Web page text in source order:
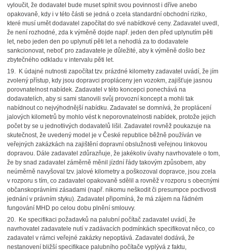
vyloučit, že dodavatel bude muset splnit svou povinnost i dříve anebo
opakovaně, kdy i v této části se jedná o zcela standardní obchodní riziko,
které musí umět dodavatel započítat do své nabídkové ceny. Zadavatel uvedl,
že není rozhodné, zda k výměně dojde např. jeden den před uplynutím pěti
let, nebo jeden den po uplynutí pěti let a nehodlá za to dodavatele
sankcionovat, neboť pro zadavatele je důležité, aby k výměně došlo bez
zbytečného odkladu v intervalu pěti let.
19. K údajné nutnosti započítat tzv. prázdné kilometry zadavatel uvádí, že jím
zvolený přístup, kdy jsou dopravci propláceny jen vozokm, zajišťuje jasnou
porovnatelnost nabídek. Zadavatel v této koncepci ponechává na
dodavatelích, aby si sami stanovili svůj provozní koncept a mohli tak
nabídnout co nejvýhodnější nabídku. Zadavatel se domnívá, že proplácení
jalových kilometrů by mohlo vést k neporovnatelnosti nabídek, protože jejich
počet by se u jednotlivých dodavatelů lišil. Zadavatel rovněž poukazuje na
skutečnost, že uvedený model je v České republice běžně používán ve
veřejných zakázkách na zajištění dopravní obslužnosti veřejnou linkovou
dopravou. Dále zadavatel zdůrazňuje, že jakékoliv úvahy navrhovatele o tom,
že by snad zadavatel záměrně měnil jízdní řády takovým způsobem, aby
neúměrně navyšoval tzv. jalové kilometry a poškozoval dopravce, jsou zcela
v rozporu s tím, co zadavatel opakovaně sdělil a rovněž v rozporu s obecnými
občanskoprávními zásadami (např. nikomu neškodit či presumpce poctivosti
jednání v právním styku). Zadavatel připomíná, že má zájem na řádném
fungování MHD po celou dobu plnění smlouvy.
20. Ke specifikaci požadavků na palubní počítač zadavatel uvádí, že
navrhovatel zadavatele nutí v zadávacích podmínkách specifikovat něco, co
zadavatel v rámci veřejné zakázky nepoptává. Zadavatel dodává, že
nestanovení bližší specifikace palubního počítače vyplývá z faktu,